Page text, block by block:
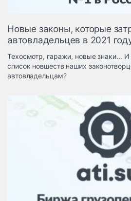
Безопасность и
Таможня и ВЭД
грузовые
терминалы
Спецтехника
Автосервис,
запчасти, шины
Топливо, масла и
автохимия
Новые законы, которые
автовладельцев в 2021
Техосмотр, гаражи, новые знаки...
список новшеств наших
автовладельцам?